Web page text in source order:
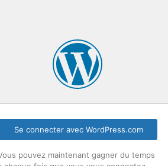
Se connecter avec WordPress.com
pouvez maintenant gagner du temps